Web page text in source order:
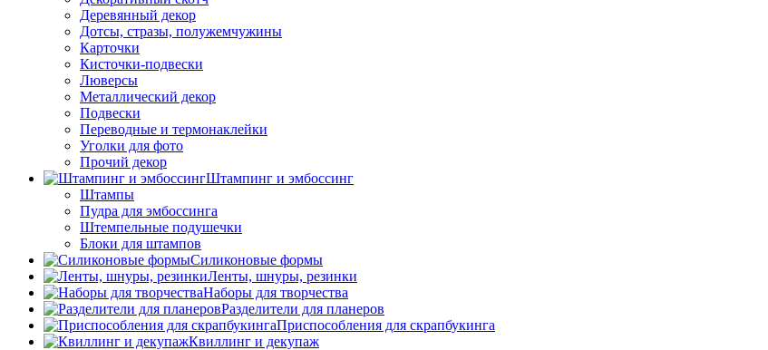
Деревянный декор
Дотсы, стразы, полужемчужины
Карточки
Кисточки-подвески
Люверсы
Металлический декор
Подвески
Переводные и термонаклейки
Уголки для фото
Прочий декор
Штампинг и эмбоссинг
Штампы
Пудра для эмбоссинга
Штемпельные подушечки
Блоки для штампов
Силиконовые формы
Ленты, шнуры, резинки
Наборы для творчества
Разделители для планеров
Приспособления для скрапбукинга
Квиллинг и декупаж